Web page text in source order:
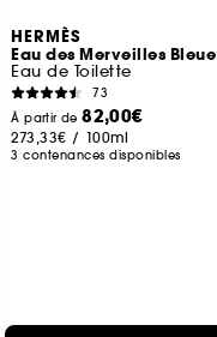
HERMÈS
Eau des Merveilles Bleue
Eau de Toilette
73
À partir de82,00€
273,33€ / 100ml
3 contenances disponibles